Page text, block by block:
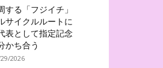
する「フジイチ」
サイクルルートに
表として指定記念
かち合う
2026